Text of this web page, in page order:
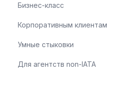
Бизнес-класс
Корпоративным клиентам
Умные стыковки
Для агентств non-IATA